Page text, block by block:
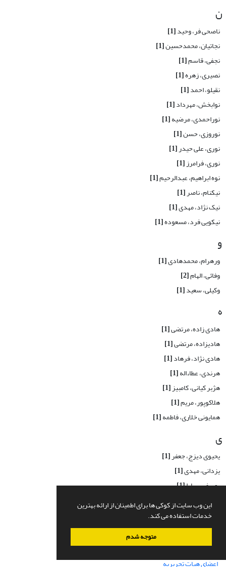
این وب سایت از کوکی ها برای اطمینان از ارائه بهترین
خدمات استفاده می کند.
متوجه شدم
ن
ناصحی فر، وحید[1]
نجاتیان، محمدحسین[1]
نجفی، قاسم[1]
نصیری، زهره[1]
نقیلو، احمد[1]
نوابخش، مهرداد[1]
نوراحمدی، مرضیه[1]
نوروزی، حسن[1]
نوری، علی حیدر[1]
نوری، فرامرز[1]
نوه ابراهیم، عبدالرحیم[1]
نیکنام، ناصر[1]
نیک نژاد، مهدی[1]
نیکویی فرد، مسعوده[1]
و
ورهرام، محمدهادی[1]
وفائی، الهام[2]
وکیلی، سعید[1]
ه
هادی زاده، مرتضی[1]
هادیزاده، مرتضی[1]
هادی نژاد، فرهاد[1]
هرندی، عطاءاله[1]
هژبر کیانی، کامبیز[1]
هلاکوپور، مریم[1]
همایونی خلاری، فاطمه[1]
ی
یحیوی دیزج، جعفر[1]
یزدانی، مهدی[1]
یوسفی، سارا[1]
دسترسی سریع
صفحه اصلی
اعضای هیات تحریریه